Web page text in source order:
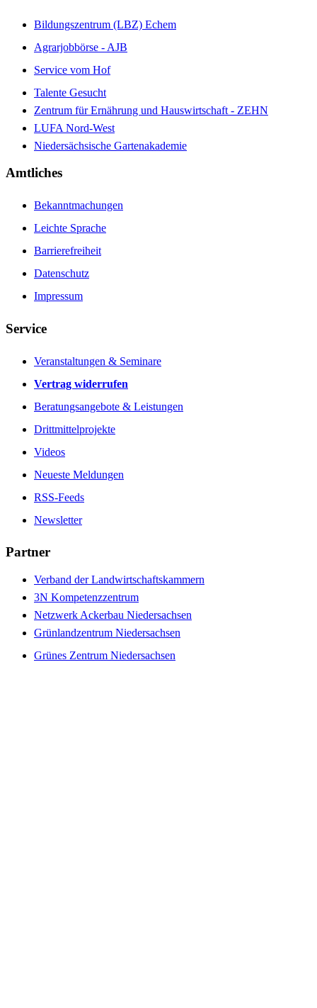
Bildungszentrum (LBZ) Echem
Agrarjobbörse - AJB
Service vom Hof
Talente Gesucht
Zentrum für Ernährung und Hauswirtschaft - ZEHN
LUFA Nord-West
Niedersächsische Gartenakademie
Amtliches
Bekanntmachungen
Leichte Sprache
Barrierefreiheit
Datenschutz
Impressum
Service
Veranstaltungen & Seminare
Vertrag widerrufen
Beratungsangebote & Leistungen
Drittmittelprojekte
Videos
Neueste Meldungen
RSS-Feeds
Newsletter
Partner
Verband der Landwirtschaftskammern
3N Kompetenzzentrum
Netzwerk Ackerbau Niedersachsen
Grünlandzentrum Niedersachsen
Grünes Zentrum Niedersachsen